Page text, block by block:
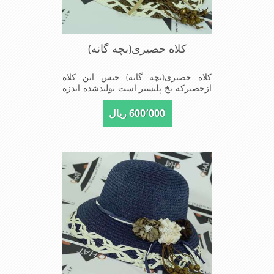
کلاه حصیری(بچه گانه)
کلاه حصیری(بچه گانه) جنس این کلاه
ازحصیرکه نخ پلیستر است تولیدشده اندزه
کلاه مخصوص دختربچه های شیک پوش
است سبک ودارای لبه های بلند برای جلو
600٬000 ریال